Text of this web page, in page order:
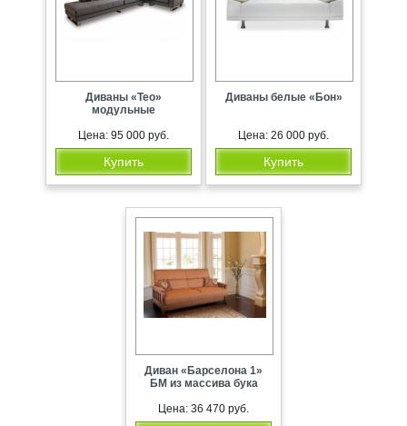
Диваны «Тео»
модульные
Цена: 95 000 руб.
Купить
Диваны белые «Бон»
Цена: 26 000 руб.
Купить
Диван «Барселона 1»
БМ из массива бука
Цена: 36 470 руб.